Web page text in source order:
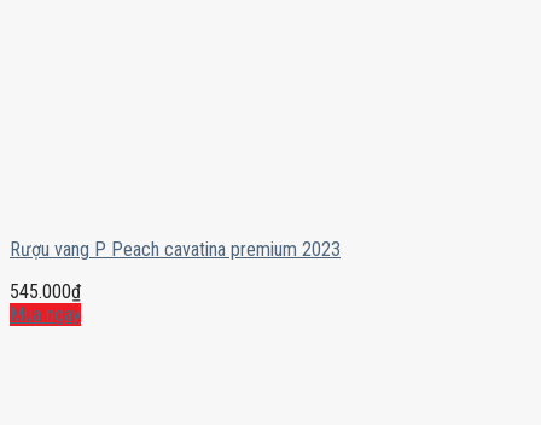
Rượu vang P Peach cavatina premium 2023
545.000₫
Mua ngay